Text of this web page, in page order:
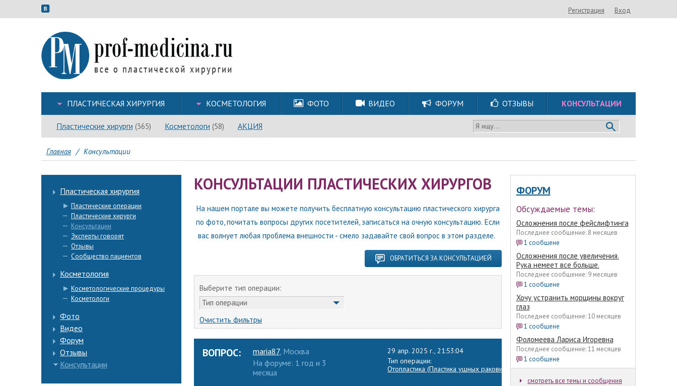
Регистрация Вход
ПЛАСТИЧЕСКАЯ ХИРУРГИЯ КОСМЕТОЛОГИЯ ФОТО ВИДЕО ФОРУМ ОТЗЫВЫ КОНСУЛЬТАЦИИ
Пластические хирурги (365) Косметологи (58) АКЦИЯ Я ищу...
Главная / Консультации
Пластическая хирургия
Пластические операции
Пластические хирурги
Консультации
Эксперты говорят
Отзывы
Сообщество пациентов
Косметология
Косметологические процедуры
Косметологи
Фото
Видео
Форум
Отзывы
Консультации
КОНСУЛЬТАЦИИ ПЛАСТИЧЕСКИХ ХИРУРГОВ
На нашем портале вы можете получить бесплатную консультацию пластического хирурга
по фото, почитать вопросы других посетителей, записаться на очную консультацию. Если
вас волнует любая проблема внешности - смело задавайте свой вопрос в этом разделе.
ОБРАТИТЬСЯ ЗА КОНСУЛЬТАЦИЕЙ
Выберите тип операции:
Тип операции
Очистить фильтры
ВОПРОС: maria87, Москва
На форуме: 1 год и 3
месяца
29 апр. 2025 г., 21:53:04
Тип операции:
Отопластика (Пластика ушных раковин)
ФОРУМ
Обсуждаемые темы:
Осложнения после фейслифтинга
Последнее сообщение: 8 месяцев
1 сообщене
Осложнения после увеличения.
Рука немеет все больше.
Последнее сообщение: 9 месяцев
1 сообщене
Хочу устранить морщины вокруг
глаз
Последнее сообщение: 10 месяцев
1 сообщене
Фоломеева Лариса Игоревна
Последнее сообщение: 11 месяцев
1 сообщене
смотреть все темы и сообщения